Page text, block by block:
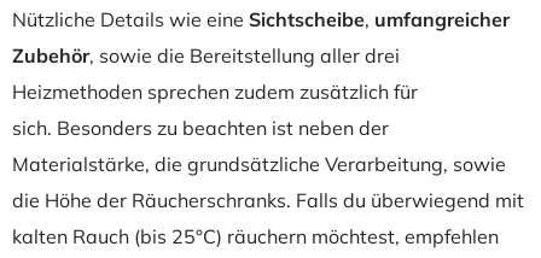
Nützliche Details wie eine Sichtscheibe, umfangreicher
Zubehör, sowie die Bereitstellung aller drei
Heizmethoden sprechen zudem zusätzlich für
sich. Besonders zu beachten ist neben der
Materialstärke, die grundsätzliche Verarbeitung, sowie
die Höhe der Räucherschranks. Falls du überwiegend mit
kalten Rauch (bis 25°C) räuchern möchtest, empfehlen